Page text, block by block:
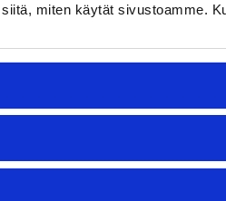
miten käytät sivustoamme.